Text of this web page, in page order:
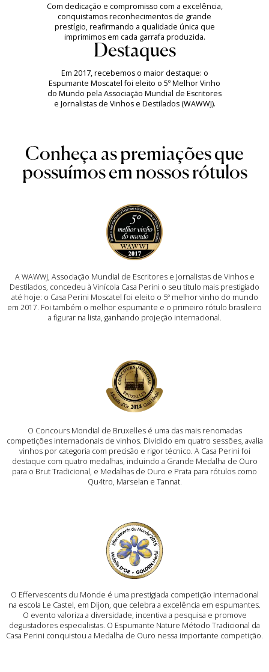
Com dedicação e compromisso com a excelência,
conquistamos reconhecimentos de grande
prestígio, reafirmando a qualidade única que
imprimimos em cada garrafa produzida.
Destaques
Em 2017, recebemos o maior destaque: o
Espumante Moscatel foi eleito o 5º Melhor Vinho
do Mundo pela Associação Mundial de Escritores
e Jornalistas de Vinhos e Destilados (WAWWJ).
Conheça as premiações que
possuímos em nossos rótulos
A WAWWJ, Associação Mundial de Escritores e Jornalistas de Vinhos e
Destilados, concedeu à Vinícola Casa Perini o seu título mais prestigiado
até hoje: o Casa Perini Moscatel foi eleito o 5º melhor vinho do mundo
em 2017. Foi também o melhor espumante e o primeiro rótulo brasileiro
a figurar na lista, ganhando projeção internacional.
O Concours Mondial de Bruxelles é uma das mais renomadas
competições internacionais de vinhos. Dividido em quatro sessões, avalia
vinhos por categoria com precisão e rigor técnico. A Casa Perini foi
destaque com quatro medalhas, incluindo a Grande Medalha de Ouro
para o Brut Tradicional, e Medalhas de Ouro e Prata para rótulos como
Qu4tro, Marselan e Tannat.
O Effervescents du Monde é uma prestigiada competição internacional
na escola Le Castel, em Dijon, que celebra a excelência em espumantes.
O evento valoriza a diversidade, incentiva a pesquisa e promove
degustadores especialistas. O Espumante Nature Método Tradicional da
Casa Perini conquistou a Medalha de Ouro nessa importante competição.